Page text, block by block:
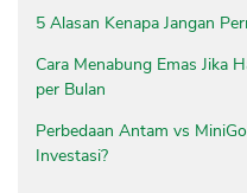
5 Alasan Kenapa Jangan
Cara Menabung Emas Jika
per Bulan
Perbedaan Antam vs
Investasi?